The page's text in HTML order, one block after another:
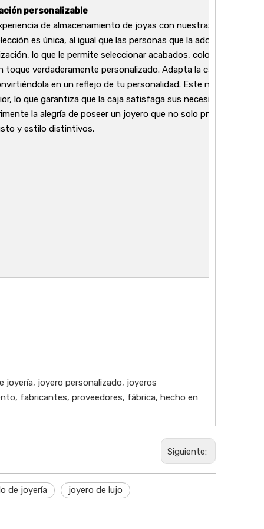
personalizable
de almacenamiento de joyas con nuestras opciones
es única, al igual que las personas que la adornan.
lo que le permite seleccionar acabados, colores e incluso
toque verdaderamente personalizado. Adapta la caja para que
en un reflejo de tu personalidad. Este nivel de
lo que garantiza que la caja satisfaga sus necesidades
la alegría de poseer un joyero que no solo protege sus
y estilo distintivos.
joyería, joyero personalizado, joyeros
fabricantes, proveedores, fábrica, hecho en
Siguiente:
de joyería joyero de lujo